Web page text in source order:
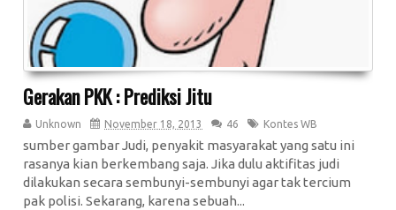
Gerakan PKK : Prediksi Jitu
Unknown November 18, 2013 46 Kontes WB
sumber gambar Judi, penyakit masyarakat yang satu ini
rasanya kian berkembang saja. Jika dulu aktifitas judi
dilakukan secara sembunyi-sembunyi agar tak tercium
pak polisi. Sekarang, karena sebuah...